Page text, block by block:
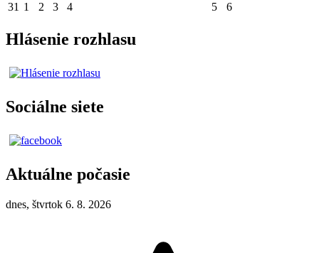
31 1 2 3 4 5 6
Hlásenie rozhlasu
Sociálne siete
Aktuálne počasie
dnes, štvrtok 6. 8. 2026